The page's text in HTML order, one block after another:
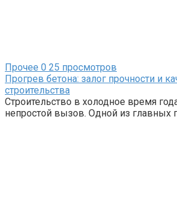
Прочее 0 25 просмотров
Прогрев бетона: залог прочности и
строительства
Строительство в холодное время
непростой вызов. Одной из главных